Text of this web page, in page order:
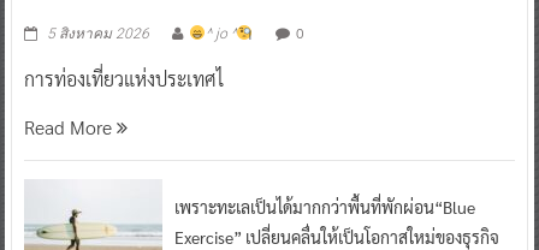
5 สิงหาคม 2026 ^ jo ^ 0
การท่องเที่ยวแห่งประเทศไ
Read More
เพราะทะเลเป็นได้มากกว่าพื้นที่พักผ่อน“Blue
Exercise” เปลี่ยนคลื่นให้เป็นโอกาสใหม่ของธุรกิจ